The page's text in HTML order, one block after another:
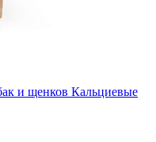
и щенков Кальциевые